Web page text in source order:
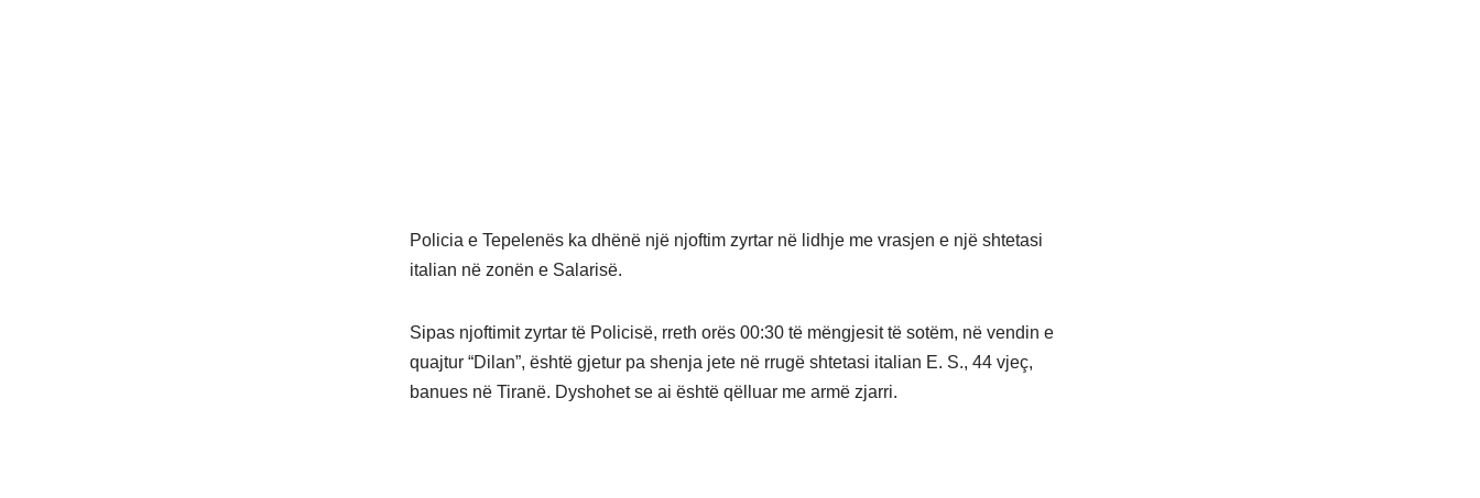
Policia e Tepelenës ka dhënë një njoftim zyrtar në lidhje me vrasjen e një shtetasi
italian në zonën e Salarisë.
Sipas njoftimit zyrtar të Policisë, rreth orës 00:30 të mëngjesit të sotëm, në vendin e
quajtur “Dilan”, është gjetur pa shenja jete në rrugë shtetasi italian E. S., 44 vjeç,
banues në Tiranë. Dyshohet se ai është qëlluar me armë zjarri.